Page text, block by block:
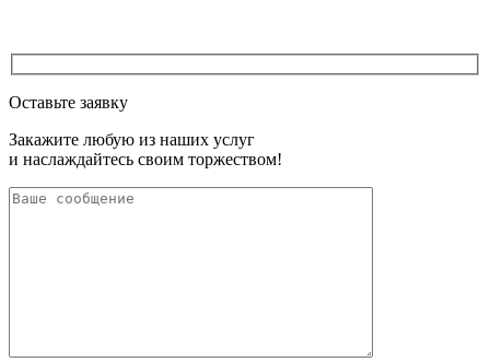
Оставьте заявку
Закажите любую из наших услуг
и наслаждайтесь своим торжеством!